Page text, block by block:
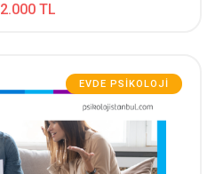
TL
EVDE PSIKOLOJI